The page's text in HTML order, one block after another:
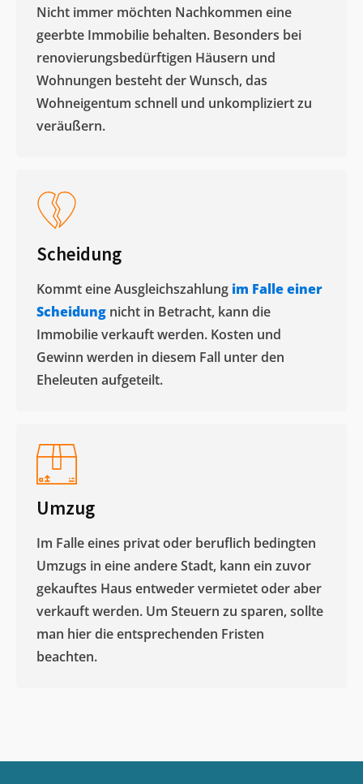
Nicht immer möchten Nachkommen eine
geerbte Immobilie behalten. Besonders bei
renovierungsbedürftigen Häusern und
Wohnungen besteht der Wunsch, das
Wohneigentum schnell und unkompliziert zu
veräußern. ​
Scheidung
Kommt eine Ausgleichszahlung im Falle einer
Scheidung nicht in Betracht, kann die
Immobilie verkauft werden. Kosten und
Gewinn werden in diesem Fall unter den
Eheleuten aufgeteilt.​
Umzug
Im Falle eines privat oder beruflich bedingten
Umzugs in eine andere Stadt, kann ein zuvor
gekauftes Haus entweder vermietet oder aber
verkauft werden. Um Steuern zu sparen, sollte
man hier die entsprechenden Fristen
beachten.